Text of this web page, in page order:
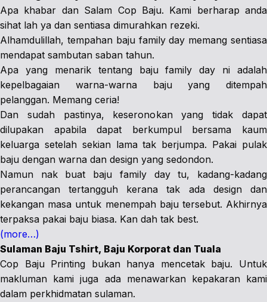
Apa khabar dan Salam Cop Baju. Kami berharap anda
sihat lah ya dan sentiasa dimurahkan rezeki.
Alhamdulillah, tempahan baju family day memang sentiasa
mendapat sambutan saban tahun.
Apa yang menarik tentang baju family day ni adalah
kepelbagaian warna-warna baju yang ditempah
pelanggan. Memang ceria!
Dan sudah pastinya, keseronokan yang tidak dapat
dilupakan apabila dapat berkumpul bersama kaum
keluarga setelah sekian lama tak berjumpa. Pakai pulak
baju dengan warna dan design yang sedondon.
Namun nak buat baju family day tu, kadang-kadang
perancangan tertangguh kerana tak ada design dan
kekangan masa untuk menempah baju tersebut. Akhirnya
terpaksa pakai baju biasa. Kan dah tak best.
(more…)
Sulaman Baju Tshirt, Baju Korporat dan Tuala
Cop Baju Printing bukan hanya mencetak baju. Untuk
makluman kami juga ada menawarkan kepakaran kami
dalam perkhidmatan sulaman.